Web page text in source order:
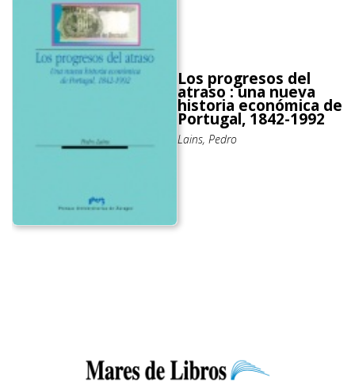
Los progresos del
atraso : una nueva
historia económica de
Portugal, 1842-1992
Lains, Pedro